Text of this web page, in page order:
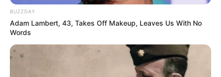
Wandergebieten des Thüringer
Täler bezeichnet wird und einige Sehenswürdigkeiten
Schloss Friedensburg
BUZZDAY
Adam Lambert, 43, Takes Off Makeup, Leaves Us With No
Words